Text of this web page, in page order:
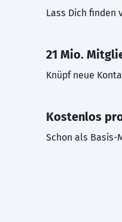
Lass Dich finden
21 Mio.
Knüpf neue
Kostenlos
Schon als Basis-